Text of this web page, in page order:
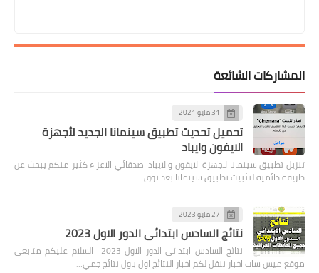
المشاركات الشائعة
31 مايو 2021
تحميل تحديث تطبيق سينمانا الجديد لأجهزة
الايفون وايباد
تنزيل تطبيق سينمانا لاجهزة الايفون والايباد اصدقائي الاعزاء كثير منكم يبحث عن
طريقة دائميه لتثبيت تطبيق سينمانا بعد توق…
27 مايو 2023
نتائج السادس ابتدائي الدور الاول 2023
نتائج السادس ابتدائي الدور الاول 2023 السلام عليكم متابعي
موقع ميس سات اخبار ننقل لكم اخبار النتائج اول باول نتائج جمي…